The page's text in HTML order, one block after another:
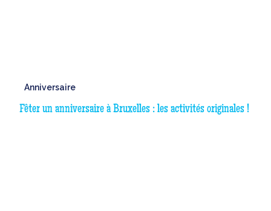
Anniversaire
Fêter un anniversaire à Bruxelles : les activités originales !